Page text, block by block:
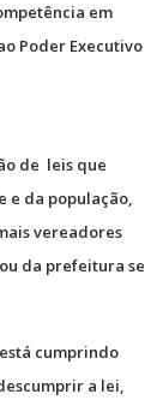
em
Poder Executivo
de leis que
e da população,
vereadores
da prefeitura se
cumprindo
a lei,